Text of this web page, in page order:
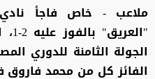
ملاعب - خاص فاجأ نادي
الجولة الثامنة للدوري